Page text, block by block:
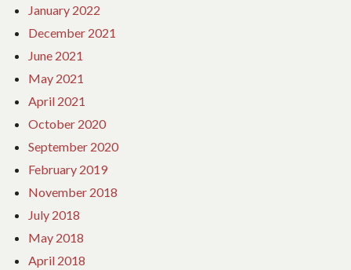
January 2022
December 2021
June 2021
May 2021
April 2021
October 2020
September 2020
February 2019
November 2018
July 2018
May 2018
April 2018